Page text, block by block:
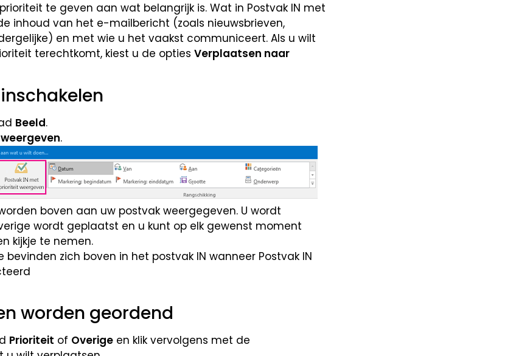
te geven aan wat belangrijk is. Wat in Postvak IN met
inhoud van het e-mailbericht (zoals nieuwsbrieven,
en met wie u het vaakst communiceert. Als u wilt
terechtkomt, kiest u de opties Verplaatsen naar
Beeld.
.
boven aan uw postvak weergegeven. U wordt
wordt geplaatst en u kunt op elk gewenst moment
kijkje te nemen.
worden geordend
Prioriteit of Overige en klik vervolgens met de